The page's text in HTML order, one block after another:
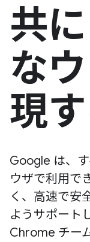
共
な
現
Google は、
ウザで利用で
く、高速で安
ようサポート
Chrome チー